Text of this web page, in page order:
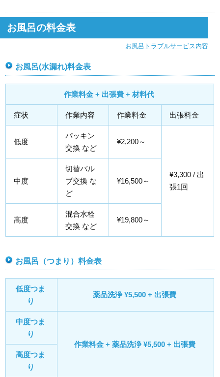
お風呂の料金表
お風呂トラブルサービス内容
お風呂(水漏れ)料金表
作業料金 + 出張費 + 材料代
症状 作業内容 作業料金 出張料金
低度
パッキン
交換 など
¥2,200～
¥3,300 / 出
張1回
中度
切替バル
ブ交換 な
ど
¥16,500～
高度
混合水栓
交換 など
¥19,800～
お風呂（つまり）料金表
低度つま
り
薬品洗浄 ¥5,500 + 出張費
中度つま
り
作業料金 + 薬品洗浄 ¥5,500 + 出張費
高度つま
り